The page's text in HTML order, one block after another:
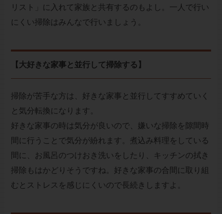
リスト」に入れて家族と共有するのもよし。一人で行い
にくい掃除はみんなで行いましょう。
【大好きな家事と並行して掃除する】
掃除が苦手な方は、好きな家事と並行してすすめていく
と気分転換になります。
好きな家事の時は気分が良いので、嫌いな掃除を隙間時
間に行うことで気分が紛れます。煮込み料理をしている
間に、お風呂のつけおき洗いをしたり、キッチンの拭き
掃除もはかどりそうですね。好きな家事の合間に取り組
むとストレスを感じにくいので長続きしますよ。